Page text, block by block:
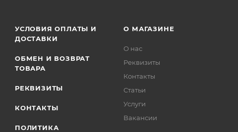
УСЛОВИЯ ОПЛАТЫ И
ДОСТАВКИ
ОБМЕН И ВОЗВРАТ
ТОВАРА
РЕКВИЗИТЫ
КОНТАКТЫ
ПОЛИТИКА
О МАГАЗИНЕ
О нас
Реквизиты
Контакты
Статьи
Услуги
Вакансии